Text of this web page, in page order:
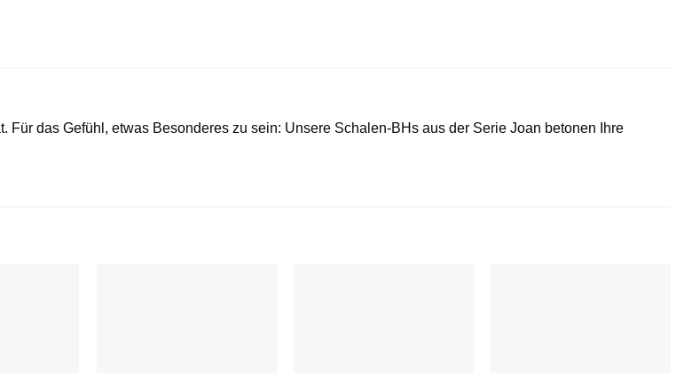
das Gefühl, etwas Besonderes zu sein: Unsere Schalen-BHs aus der Serie Joan betonen Ihre